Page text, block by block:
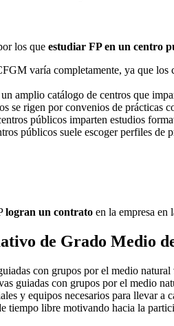
los que estudiar FP en un centro
varía completamente, ya que
amplio catálogo de centros que
se rigen por convenios de prácticas
públicos imparten estudios
públicos suele escoger perfiles de
logran un contrato en la empresa en
de Grado Medio
con grupos por el medio
guiadas con grupos por el medio
y equipos necesarios para llevar
tiempo libre motivando hacia la